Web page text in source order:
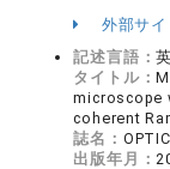
外部サ
記述言語：
タイトル：
microscope
coherent
誌名：
出版年月：